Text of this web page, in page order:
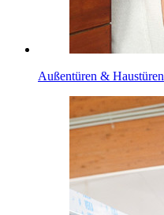
Außentüren & Haustüren